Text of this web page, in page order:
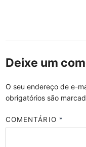
Deixe um
O seu endereço de e-
obrigatórios são
COMENTÁRIO *